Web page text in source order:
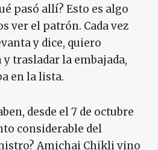
pasó allí? Esto es algo
ver el patrón. Cada vez
y dice, quiero
trasladar la embajada,
en la lista.
desde el 7 de octubre
considerable del
Amichai Chikli vino